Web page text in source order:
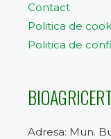
Contact
Politica de
Politica de
Adresa: Mun.